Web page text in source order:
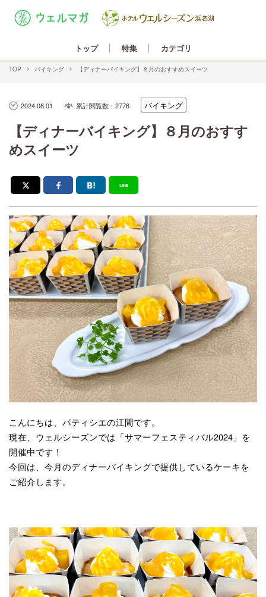
トップ 特集 カテゴリ
TOP バイキング 【ディナーバイキング】８月のおすすめスイーツ
2024.08.01 累計閲覧数：2776 バイキング
【ディナーバイキング】８月のおすす
めスイーツ
こんにちは、パティシエの江間です。
現在、ウェルシーズンでは「サマーフェスティバル2024」を
開催中です！
今回は、今月のディナーバイキングで提供しているケーキを
ご紹介します。